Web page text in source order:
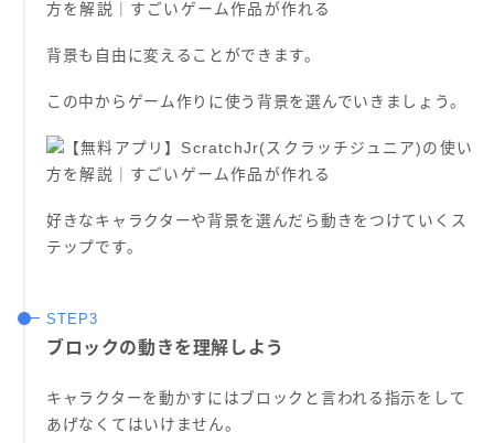
背景も自由に変えることができます。
この中からゲーム作りに使う背景を選んでいきましょう。
好きなキャラクターや背景を選んだら動きをつけていくス
テップです。
ブロックの動きを理解しよう
キャラクターを動かすにはブロックと言われる指示をして
あげなくてはいけません。